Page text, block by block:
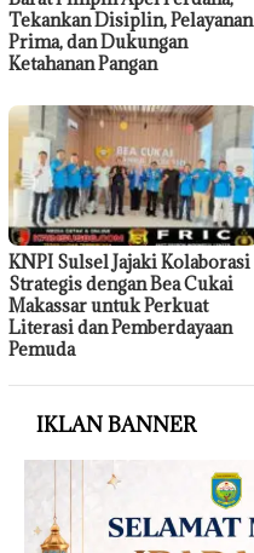
Tekankan Disiplin, Pelayanan
Prima, dan Dukungan
Ketahanan Pangan
KNPI Sulsel Jajaki Kolaborasi
Strategis dengan Bea Cukai
Makassar untuk Perkuat
Literasi dan Pemberdayaan
Pemuda
IKLAN BANNER